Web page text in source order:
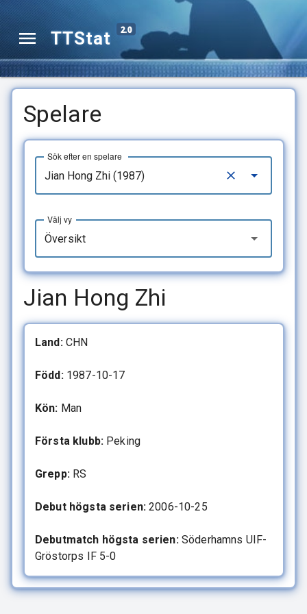
TTStat 2.0
Spelare
Sök efter en spelare
Översikt
Välj vy
Jian Hong Zhi
Land:CHN
Född:1987-10-17
Kön: Man
Första klubb:Peking
Grepp:RS
Debut högsta serien: 2006-10-25
Debutmatch högsta serien:Söderhamns UIF-
Gröstorps IF 5-0